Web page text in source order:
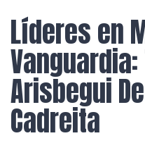
Líderes en
Arisbegui
Cadreita